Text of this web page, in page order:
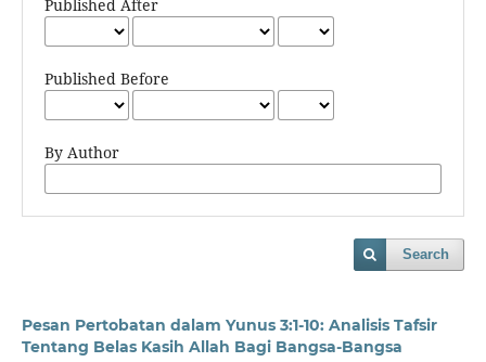
Published After
Published Before
By Author
Search
Pesan Pertobatan dalam Yunus 3:1-10: Analisis Tafsir
Tentang Belas Kasih Allah Bagi Bangsa-Bangsa